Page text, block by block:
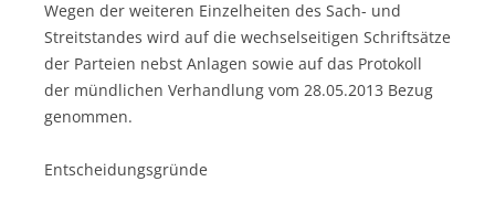
Wegen der weiteren Einzelheiten des Sach- und
Streitstandes wird auf die wechselseitigen Schriftsätze
der Parteien nebst Anlagen sowie auf das Protokoll
der mündlichen Verhandlung vom 28.05.2013 Bezug
genommen.
Entscheidungsgründe